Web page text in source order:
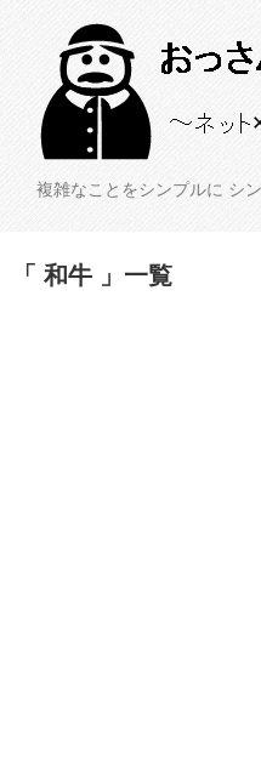
複雑なことをシンプルに シ
「 和牛 」一覧